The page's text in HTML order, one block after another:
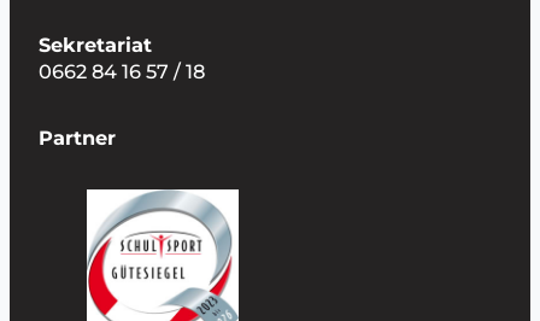
Sekretariat
0662 84 16 57 / 18
Partner